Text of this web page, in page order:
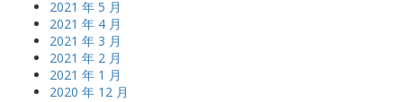
2021 年 5 月
2021 年 4 月
2021 年 3 月
2021 年 2 月
2021 年 1 月
2020 年 12 月